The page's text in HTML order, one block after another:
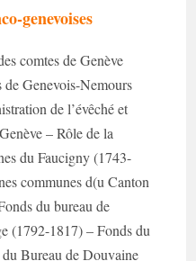
genevoises
comtes de Genève
Genevois-Nemours
de l’évêché et
– Rôle de la
du Faucigny (1743-
communes d(u Canton
du bureau de
(1792-1817) – Fonds du
Bureau de Douvaine